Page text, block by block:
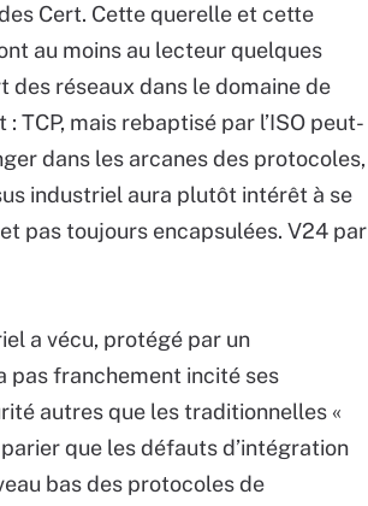
Cert. Cette querelle et cette
au moins au lecteur quelques
des réseaux dans le domaine de
TCP, mais rebaptisé par l’ISO peut-
dans les arcanes des protocoles,
industriel aura plutôt intérêt à se
pas toujours encapsulées. V24 par
a vécu, protégé par un
pas franchement incité ses
autres que les traditionnelles «
que les défauts d’intégration
bas des protocoles de